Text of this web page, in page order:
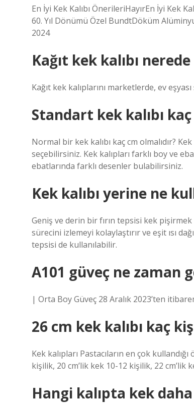
En İyi Kek Kalıbı ÖnerileriHayırEn İyi Kek
60. Yıl Dönümü Özel BundtDöküm
2024
Kağıt kek kalıbı nerede
Kağıt kek kalıplarını marketlerde, ev
Standart kek kalıbı
Normal bir kek kalıbı kaç cm olmalıdır?
seçebilirsiniz. Kek kalıpları farklı boy ve
ebatlarında farklı desenler bulabilirsiniz.
Kek kalıbı yerine ne
Geniş ve derin bir fırın tepsisi kek
sürecini izlemeyi kolaylaştırır ve eşit ısı
tepsisi de kullanılabilir.
A101 güveç ne zaman
| Orta Boy Güveç 28 Aralık 2023’ten
26 cm kek kalıbı kaç
Kek kalıpları Pastacıların en çok
kişilik, 20 cm’lik kek 10-12 kişilik, 22 cm’lik
Hangi kalıpta kek